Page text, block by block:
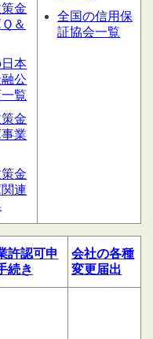
金
＆
本
公
覧
金
業
金
連
全国の信用保
証協会一覧
許認可申
続き
会社の各種
変更届出